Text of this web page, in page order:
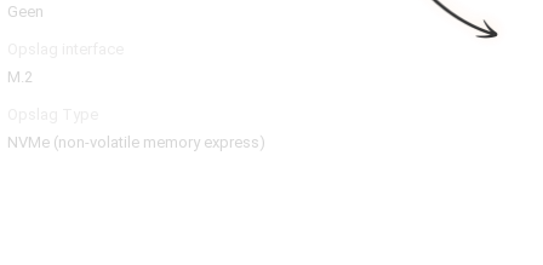
Geen
M.2
NVMe (non-volatile memory express)